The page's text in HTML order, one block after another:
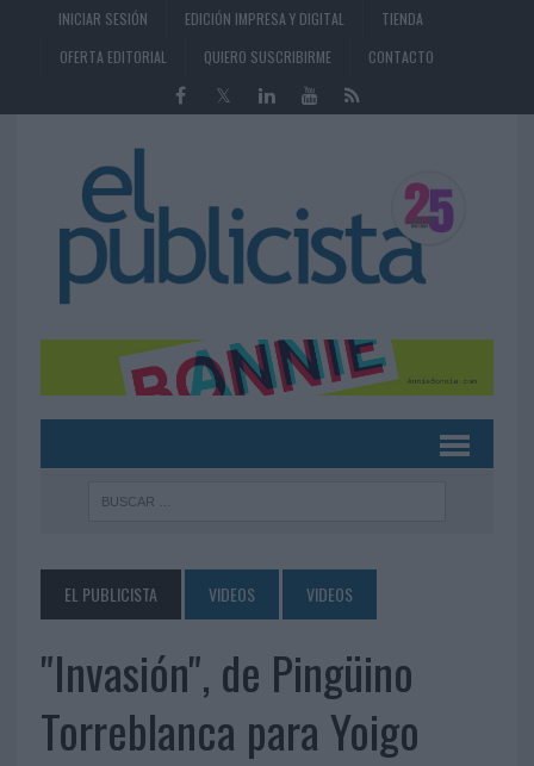
INICIAR SESIÓN EDICIÓN IMPRESA Y DIGITAL
TIENDA
OFERTA EDITORIAL
QUIERO SUSCRIBIRME CONTACTO
EL PUBLICISTA VIDEOS VIDEOS
"Invasión", de Pingüino
Torreblanca para Yoigo